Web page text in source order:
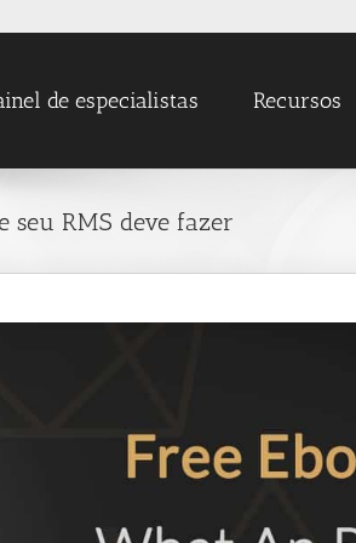
de especialistas Recursos
seu RMS deve fazer